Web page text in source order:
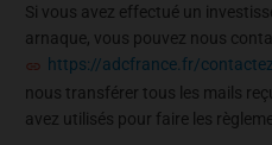
Si vous avez effectué un
arnaque, vous pouvez nous
https://adcfrance.fr/
nous transférer tous les mails
avez utilisés pour faire les